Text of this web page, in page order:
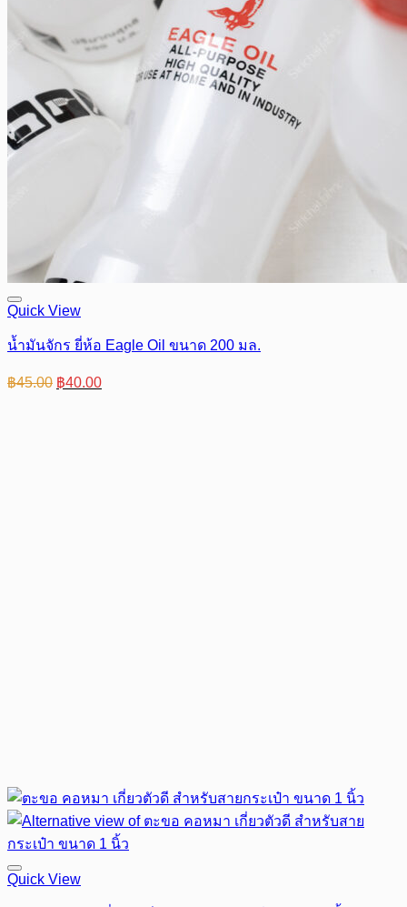
Quick View
น้ำมันจักร ยี่ห้อ Eagle Oil ขนาด 200 มล.
฿45.00 Original
price
฿40.00Current
price
Quick View